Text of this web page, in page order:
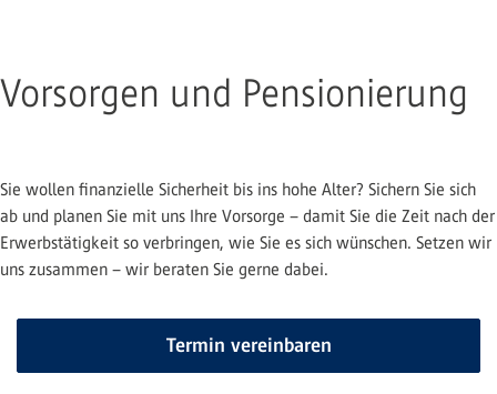
Vorsorgen und Pensionierung
Sie wollen finanzielle Sicherheit bis ins hohe Alter? Sichern Sie sich
ab und planen Sie mit uns Ihre Vorsorge – damit Sie die Zeit nach der
Erwerbstätigkeit so verbringen, wie Sie es sich wünschen. Setzen wir
uns zusammen – wir beraten Sie gerne dabei.
Termin vereinbaren